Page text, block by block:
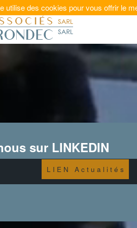
sur LINKEDIN
L I E N A c t u a l i t é s
utilise des cookies pour vous offrir le